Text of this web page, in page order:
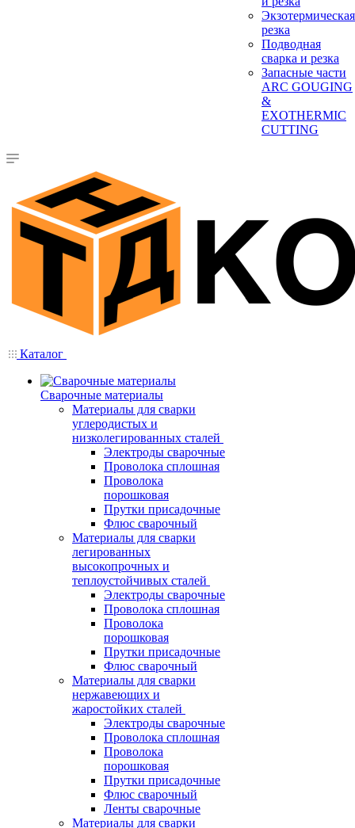
Экзотермическая
резка
Подводная
сварка и резка
Запасные части
ARC GOUGING
&
EXOTHERMIC
CUTTING
Каталог
Сварочные материалы
Материалы для сварки
углеродистых и
низколегированных сталей
Электроды сварочные
Проволока сплошная
Проволока
порошковая
Прутки присадочные
Флюс сварочный
Материалы для сварки
легированных
высокопрочных и
теплоустойчивых сталей
Электроды сварочные
Проволока сплошная
Проволока
порошковая
Прутки присадочные
Флюс сварочный
Материалы для сварки
нержавеющих и
жаростойких сталей
Электроды сварочные
Проволока сплошная
Проволока
порошковая
Прутки присадочные
Флюс сварочный
Ленты сварочные
Материалы для сварки